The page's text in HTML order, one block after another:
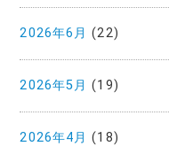
2026年6月 (22)
2026年5月 (19)
2026年4月 (18)